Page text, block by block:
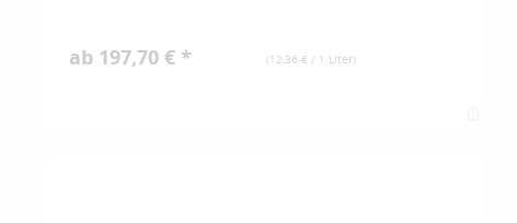
(12,36 € / 1 Liter)
ab 197,70 € *